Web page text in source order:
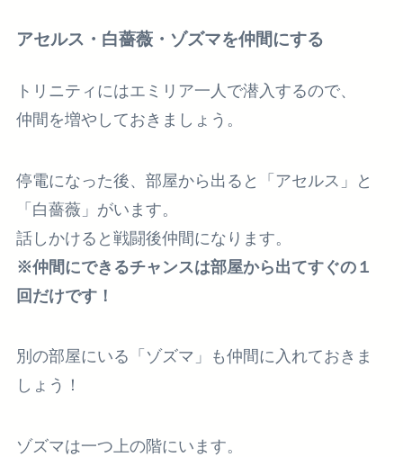
アセルス・白薔薇・ゾズマを仲間にする
トリニティにはエミリア一人で潜入するので、
仲間を増やしておきましょう。
停電になった後、部屋から出ると 「アセルス」
と
「白薔薇」 がいます。
話しかけると戦闘後仲間になります。
※仲間にできるチャンスは部屋から出てすぐの１
回だけです！
別の部屋にいる 「ゾズマ」
も仲間に入れておきま
しょう！
ゾズマは一つ上の階にいます。